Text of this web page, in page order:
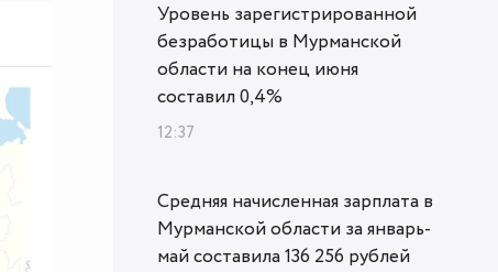
Уровень зарегистрированной
безработицы в Мурманской
области на конец июня
составил 0,4%
12:37
Средняя начисленная зарплата в
Мурманской области за январь-
май составила 136 256 рублей